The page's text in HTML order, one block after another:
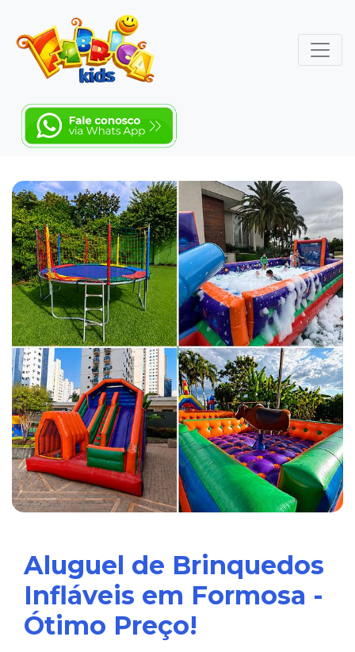
Aluguel de Brinquedos
Infláveis em Formosa -
Ótimo Preço!